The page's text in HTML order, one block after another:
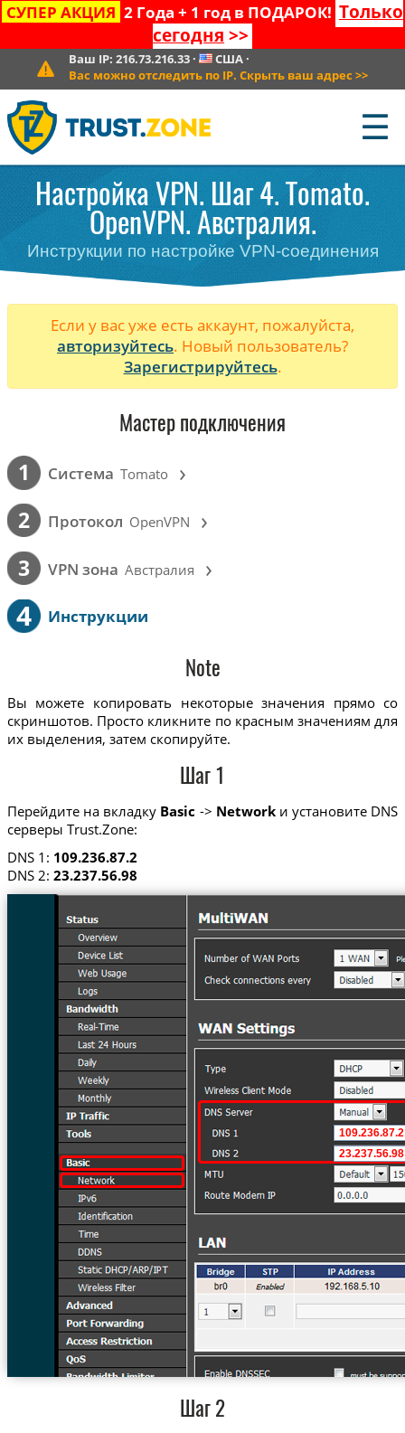
СУПЕР АКЦИЯ 2 Года + 1 год в ПОДАРОК! Только
сегодня >>
Ваш IP: 216.73.216.33· США·
Вас можно отследить по IP. Скрыть ваш адрес >>
☰
Настройка VPN. Шаг 4. Tomato.
OpenVPN. Австралия.
Инструкции по настройке VPN-соединения
Если у вас уже есть аккаунт, пожалуйста,
авторизуйтесь. Новый пользователь?
Зарегистрируйтесь.
Мастер подключения
1 Cистема Tomato ›
2 Протокол OpenVPN ›
3 VPN зона Австралия ›
4 Инструкции
Note
Вы можете копировать некоторые значения прямо со
скриншотов. Просто кликните по красным значениям для
их выделения, затем скопируйте.
Шаг 1
Перейдите на вкладку Basic -> Networkи установите DNS
серверы Trust.Zone:
DNS 1: 109.236.87.2
DNS 2: 23.237.56.98
Шаг 2